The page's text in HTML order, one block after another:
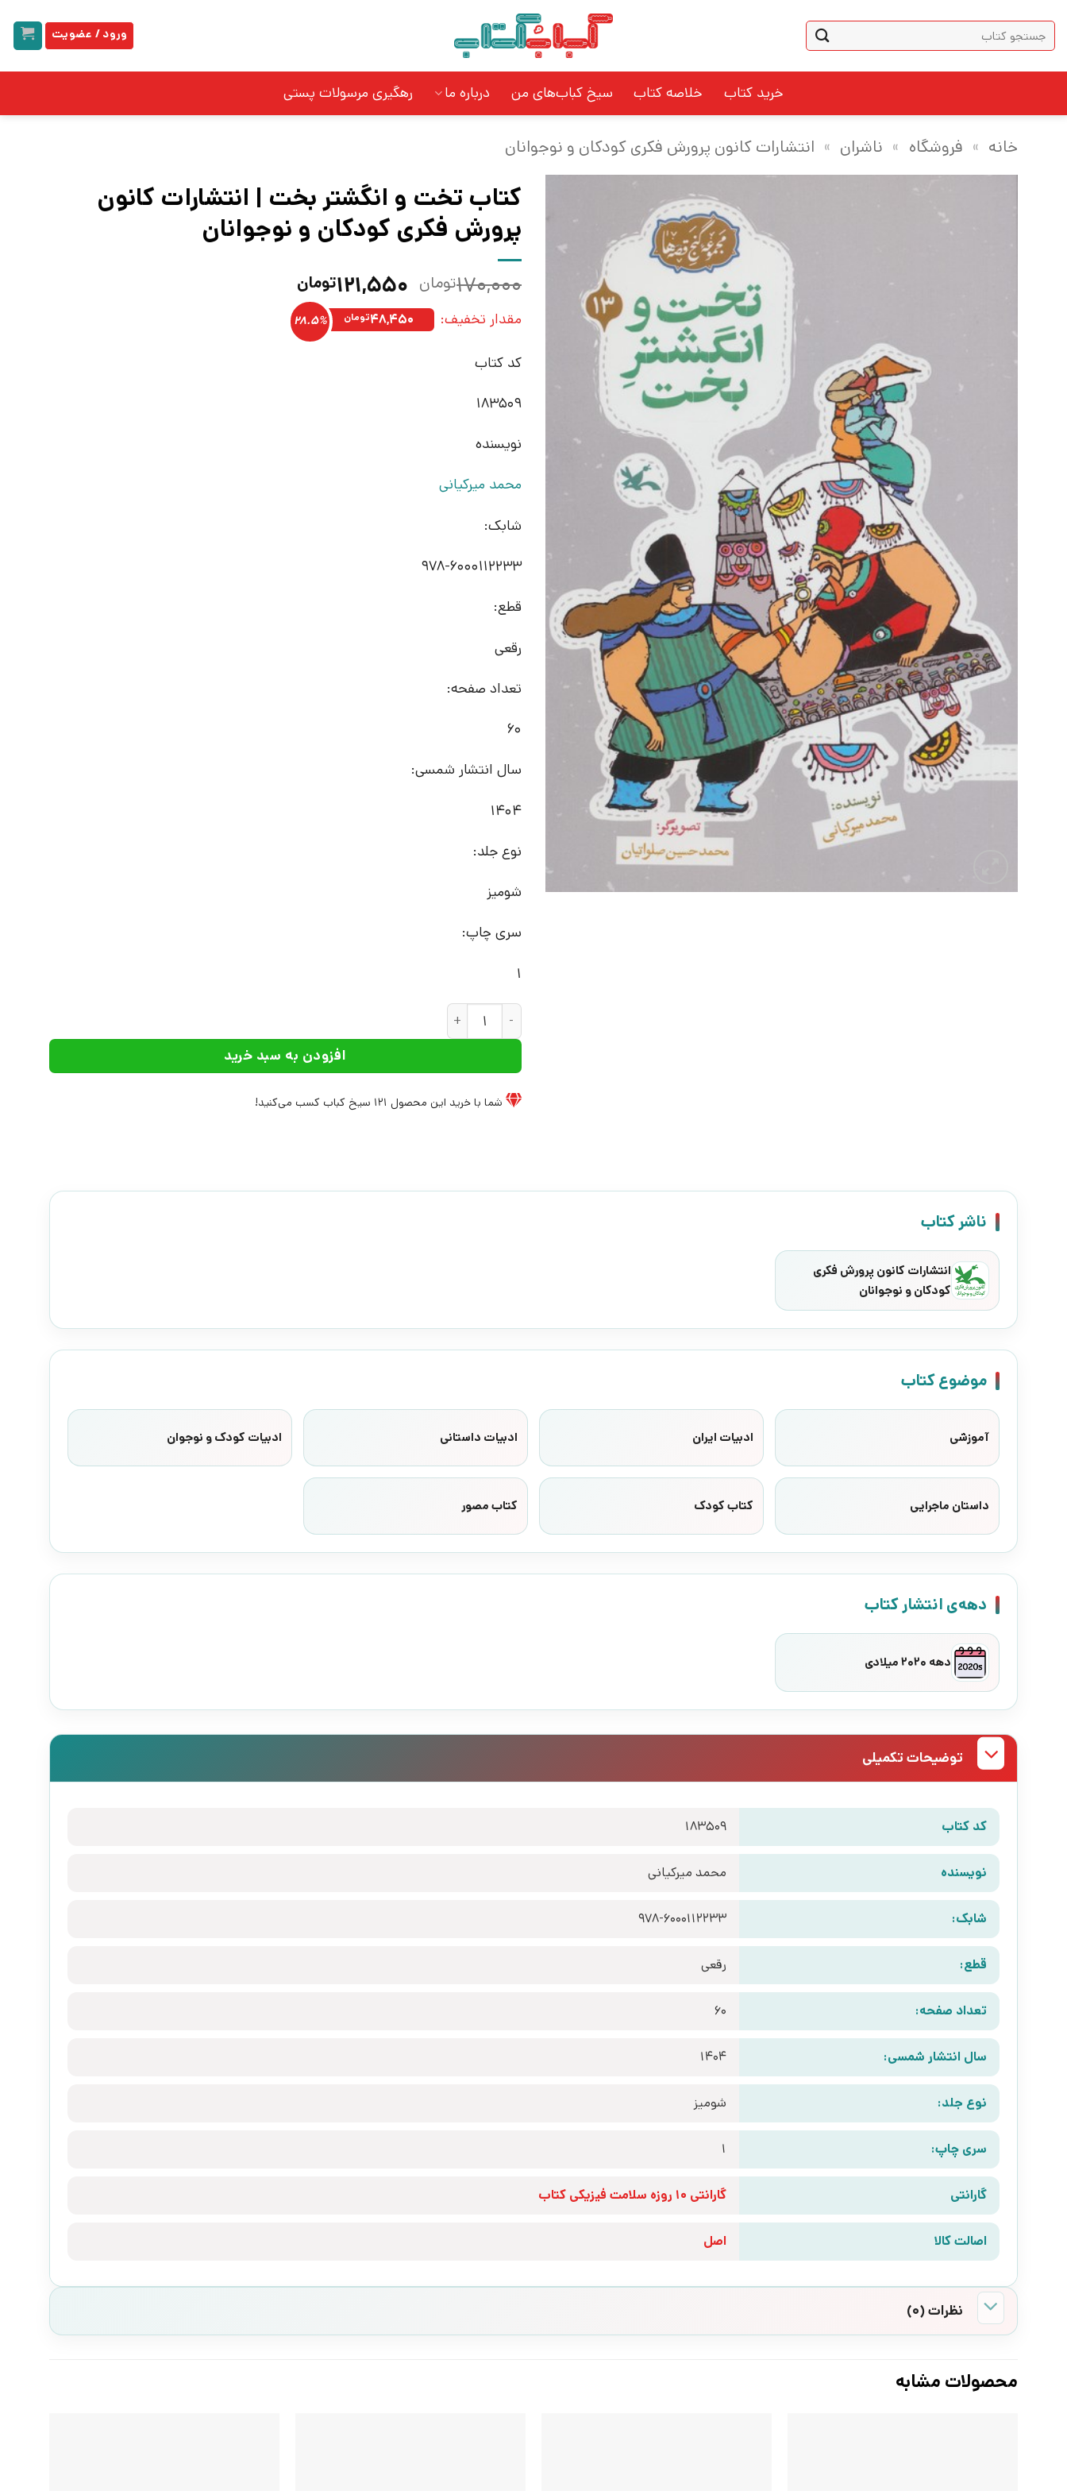
content
جستجو
برای:
ورود / عضویت
خرید کتاب خلاصه کتاب سیخ کباب‌های من درباره ما رهگیری مرسولات پستی
خانه » فروشگاه » ناشران » انتشارات کانون پرورش فکری کودکان و نوجوانان
کتاب تخت و انگشتر بخت | انتشارات کانون
پرورش فکری کودکان و نوجوانان
۱۷۰,۰۰۰تومان قیمت
اصلی:
۱۷۰,۰۰۰تومان
۱۲۱,۵۵۰تومان
فعلی:
۱۲۱,۵۵۰تومان. مقدار تخفیف: ۴۸,۴۵۰تومان 28.5%
کد کتاب
183509
نویسنده
محمد میرکیانی
شابک:
978-6000112233
قطع:
رقعی
تعداد صفحه:
60
سال انتشار شمسی:
1404
نوع جلد:
شومیز
سری چاپ:
1
کتاب تخت و انگشتر بخت | انتشارات کانون پرورش فکری کودکان و نوجوانان عدد
افزودن به سبد خرید
شما با خرید این محصول 121 سیخ کباب کسب می‌کنید!
ناشر کتاب
انتشارات کانون پرورش فکری
کودکان و نوجوانان
موضوع کتاب
آموزشی ادبیات ایران ادبیات داستانی ادبیات کودک و نوجوان
داستان ماجرایی کتاب کودک کتاب مصور
دهه‌ی انتشار کتاب
دهه 2020 میلادی
توضیحات تکمیلی
کد کتاب 183509
نویسنده محمد میرکیانی
شابک: 978-6000112233
قطع: رقعی
تعداد صفحه: 60
سال انتشار شمسی: 1404
نوع جلد: شومیز
سری چاپ: 1
گارانتی گارانتی 10 روزه سلامت فیزیکی کتاب
اصالت کالا اصل
نظرات (0)
محصولات مشابه